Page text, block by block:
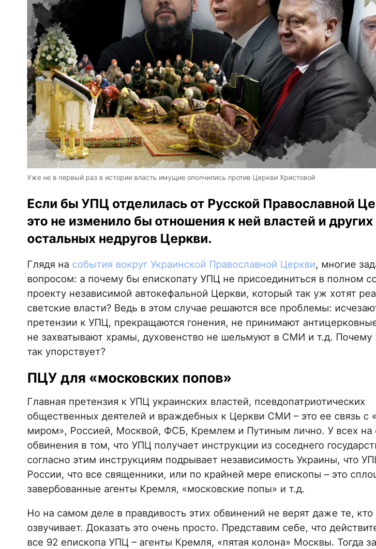
Уже не в первый раз в истории власть имущие ополчились против Церкви Христовой
Если бы УПЦ отделилась от Русской Православной
это не изменило бы отношения к ней властей и других
остальных недругов Церкви.
Глядя на события вокруг Украинской Православной Церкви, многие
вопросом: а почему бы епископату УПЦ не присоединиться в полном
проекту независимой автокефальной Церкви, который так уж хотят
светские власти? Ведь в этом случае решаются все проблемы:
претензии к УПЦ, прекращаются гонения, не принимают
не захватывают храмы, духовенство не шельмуют в СМИ и т.д.
так упорствует?
ПЦУ для «московских попов»
Главная претензия к УПЦ украинских властей, псевдопатриотических
общественных деятелей и враждебных к Церкви СМИ – это ее связь с
миром», Россией, Москвой, ФСБ, Кремлем и Путиным лично. У всех на
обвинения в том, что УПЦ получает инструкции из соседнего
согласно этим инструкциям подрывает независимость Украины, что
России, что все священники, или по крайней мере епископы – это
завербованные агенты Кремля, «московские попы» и т.д.
Но на самом деле в правдивость этих обвинений не верят даже те, кто
озвучивает. Доказать это очень просто. Представим себе, что
все 92 епископа УПЦ – агенты Кремля, «пятая колона» Москвы. Тогда